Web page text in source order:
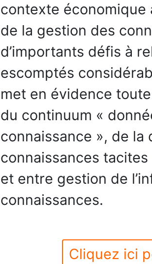
contexte économique
de la gestion des
d’importants défis à
escomptés
met en évidence
du continuum «
connaissance », de
connaissances
et entre gestion de
connaissances.
Cliquez ici